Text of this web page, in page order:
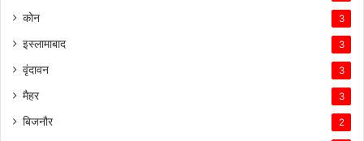
कोन 3
इस्लामाबाद 3
वृंदावन 3
मैहर 3
बिजनौर 2